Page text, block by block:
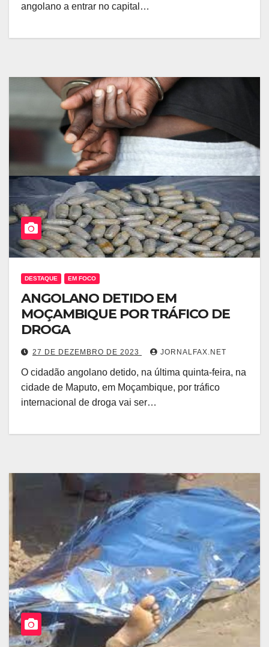
angolano a entrar no capital…
DESTAQUE EM FOCO
ANGOLANO DETIDO EM
MOÇAMBIQUE POR TRÁFICO DE
DROGA
27 DE DEZEMBRO DE 2023 JORNALFAX.NET
O cidadão angolano detido, na última quinta-feira, na
cidade de Maputo, em Moçambique, por tráfico
internacional de droga vai ser…